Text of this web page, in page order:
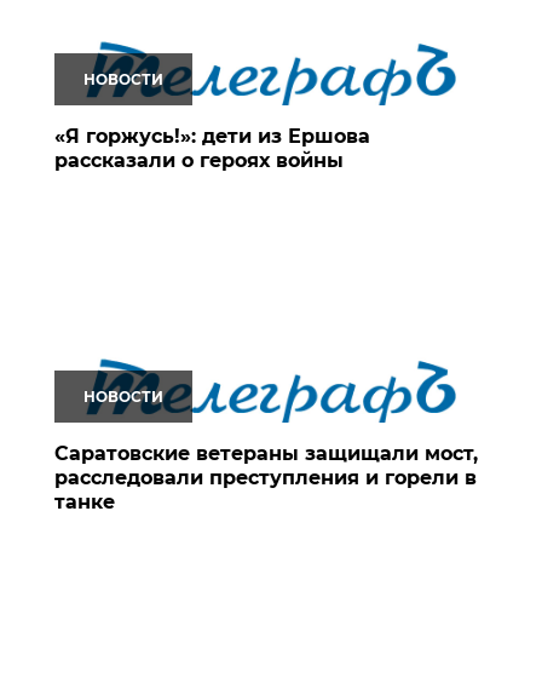
НОВОСТИ
«Я горжусь!»: дети из Ершова
рассказали о героях войны
НОВОСТИ
Саратовские ветераны защищали мост,
расследовали преступления и горели в
танке